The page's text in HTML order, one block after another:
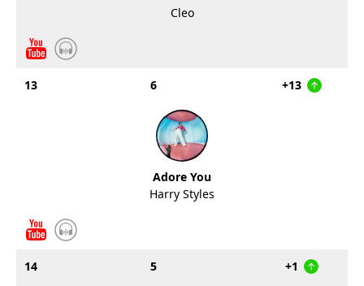
Cleo
13 6 +13
Adore You
Harry Styles
14 5 +1